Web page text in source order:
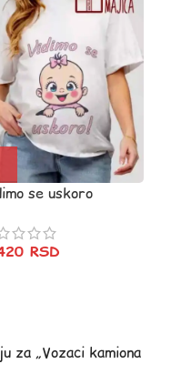
se uskoro
RSD
za „Vozaci kamiona